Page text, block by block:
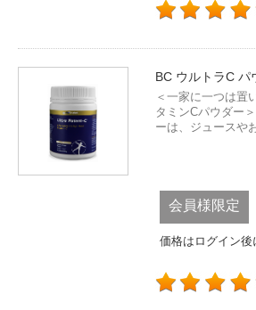
BC ウルトラC パ
＜一家に一つは置
タミンCパウダー
ーは、ジュースや
会員様限定
価格はログイン後